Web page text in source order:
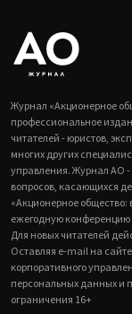
Журнал «Акционерное
профессиональное
читателей - юристов,
многих других
управления. Журнал АО
вопросов, касающихся
«Акционерное общество:
ежегодную конференцию
Для новых читателей
Оставляя e-mail на
корпоративного
персональных данных и
ограничения 16+